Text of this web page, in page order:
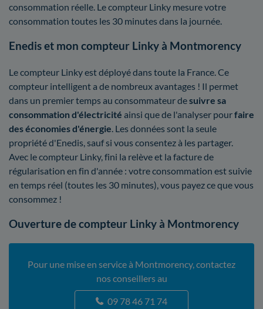
consommation réelle. Le compteur Linky mesure votre
consommation toutes les 30 minutes dans la journée.
Enedis et mon compteur Linky à Montmorency
Le compteur Linky est déployé dans toute la France. Ce
compteur intelligent a de nombreux avantages ! Il permet
dans un premier temps au consommateur desuivre sa
consommation d'électricité ainsi que de l'analyser pourfaire
des économies d'énergie . Les données sont la seule
propriété d'Enedis, sauf si vous consentez à les partager.
Avec le compteur Linky, fini la relève et la facture de
régularisation en fin d'année : votre consommation est suivie
en temps réel (toutes les 30 minutes), vous payez ce que vous
consommez !
Ouverture de compteur Linky à Montmorency
Pour une mise en service à Montmorency, contactez
nos conseillers au
09 78 46 71 74